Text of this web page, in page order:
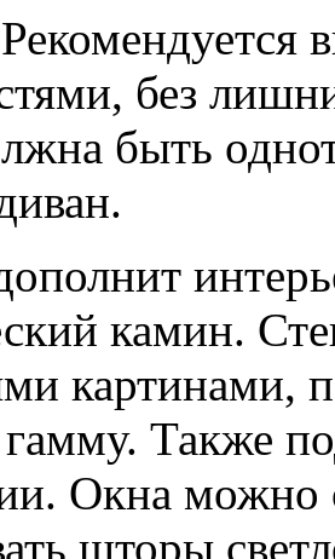
без
быть
камин.
картинами,
Также
Окна можно
шторы